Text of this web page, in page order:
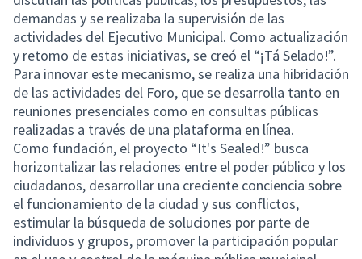
demandas y se realizaba la supervisión de las
actividades del Ejecutivo Municipal. Como actualización
y retomo de estas iniciativas, se creó el “¡Tá Selado!”.
Para innovar este mecanismo, se realiza una hibridación
de las actividades del Foro, que se desarrolla tanto en
reuniones presenciales como en consultas públicas
realizadas a través de una plataforma en línea.
Como fundación, el proyecto “It's Sealed!” busca
horizontalizar las relaciones entre el poder público y los
ciudadanos, desarrollar una creciente conciencia sobre
el funcionamiento de la ciudad y sus conflictos,
estimular la búsqueda de soluciones por parte de
individuos y grupos, promover la participación popular